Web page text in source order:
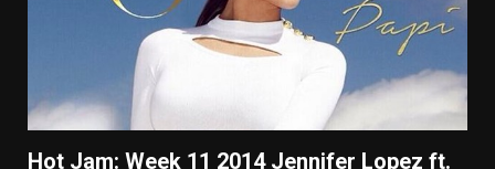
Hot Jam: Week 11 2014 Jennifer Lopez ft.